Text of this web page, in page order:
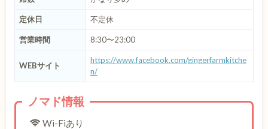
定休日 不定休
営業時間 8:30〜23:00
WEBサイト
https://www.facebook.com/gingerfarmkitche
n/
ノマド情報
Wi-Fiあり